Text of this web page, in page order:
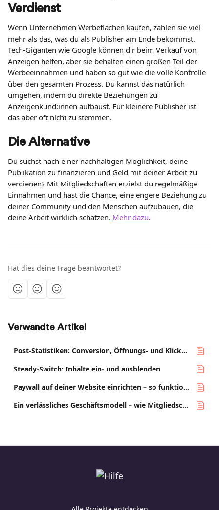
Verdienst
Wenn Unternehmen Werbeflächen kaufen, zahlen sie viel
mehr als das, was du als Publisher am Ende bekommst.
Tech-Giganten wie Google können dir beim Verkauf von
Anzeigen helfen, aber sie behalten einen großen Teil der
Werbeeinnahmen und haben so gut wie die volle Kontrolle
über den gesamten Prozess. Du kannst das natürlich
umgehen, indem du direkte Beziehungen zu
Anzeigenkund:innen aufbaust. Für kleinere Publisher ist
das aber oft nicht zu stemmen.
Die Alternative
Du suchst nach einer nachhaltigen Möglichkeit, deine
Publikation zu finanzieren und Geld mit deiner Arbeit zu
verdienen? Mit Mitgliedschaften erzielst du regelmäßige
Einnahmen und hast die Chance, eine engere Beziehung zu
deiner Community und den Menschen aufzubauen, die
deine Arbeit wirklich schätzen. Mehr dazu.
Hat dies deine Frage beantwortet?
Verwandte Artikel
Post-Statistiken: Conversion, Öffnungs- und Klickraten
Steady-Switch: Inhalte ein- und ausblenden
Paywall auf deiner Website einrichten – so funktioniert's
Ein verlässliches Geschäftsmodell – wie Mitgliedschaften unabhängige Medien stärken